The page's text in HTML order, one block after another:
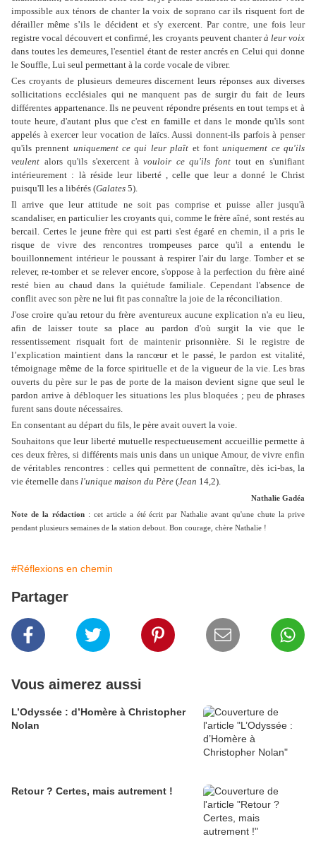
impossible aux ténors de chanter la voix de soprano car ils risquent fort de
dérailler même s’ils le décident et s'y exercent. Par contre, une fois leur
registre vocal découvert et confirmé, les croyants peuvent chanterà leur voix
dans toutes les demeures, l'esentiel étant de rester ancrés en Celui qui donne
le Souffle, Lui seul permettant à la corde vocale de vibrer.
Ces croyants de plusieurs demeures discernent leurs réponses aux diverses
sollicitations ecclésiales qui ne manquent pas de surgir du fait de leurs
différentes appartenance. Ils ne peuvent répondre présents en tout temps et à
toute heure, d'autant plus que c'est en famille et dans le monde qu'ils sont
appelés à exercer leur vocation de laïcs. Aussi donnent-ils parfois à penser
qu'ils prennent uniquement ce qui leur plaît et fontuniquement ce qu'ils
veulent alors qu'ils s'exercent àvouloir ce qu'ils font tout en s'unifiant
intérieurement : là réside leur liberté , celle que leur a donné le Christ
puisqu'Il les a libérés (Galates 5).
Il arrive que leur attitude ne soit pas comprise et puisse aller jusqu'à
scandaliser, en particulier les croyants qui, comme le frère aîné, sont restés au
bercail. Certes le jeune frère qui est parti s'est égaré en chemin, il a pris le
risque de vivre des rencontres trompeuses parce qu'il a entendu le
bouillonnement intérieur le poussant à respirer l'air du large. Tomber et se
relever, re-tomber et se relever encore, s'oppose à la perfection du frère ainé
resté bien au chaud dans la quiétude familiale. Cependant l'absence de
conflit avec son père ne lui fit pas connaître la joie de la réconciliation.
J'ose croire qu'au retour du frère aventureux aucune explication n'a eu lieu,
afin de laisser toute sa place au pardon d'où surgit la vie que le
ressentissement risquait fort de maintenir prisonnière. Si le registre de
l’explication maintient dans la rancœur et le passé, le pardon est vitalité,
témoignage même de la force spirituelle et de la vigueur de la vie. Les bras
ouverts du père sur le pas de porte de la maison devient signe que seul le
pardon arrive à débloquer les situations les plus bloquées ; peu de phrases
furent sans doute nécessaires.
En consentant au départ du fils, le père avait ouvert la voie.
Souhaitons que leur liberté mutuelle respectueusement accueillie permette à
ces deux frères, si différents mais unis dans un unique Amour, de vivre enfin
de véritables rencontres : celles qui permettent de connaître, dès ici-bas, la
vie éternelle dans l'unique maison du Père (Jean 14,2).
Nathalie Gadéa
Note de la rédaction: cet article a été écrit par Nathalie avant qu'une chute la prive
pendant plusieurs semaines de la station debout. Bon courage, chère Nathalie !
#Réflexions en chemin
Partager
Vous aimerez aussi
L’Odyssée : d’Homère à Christopher
Nolan
Retour ? Certes, mais autrement !